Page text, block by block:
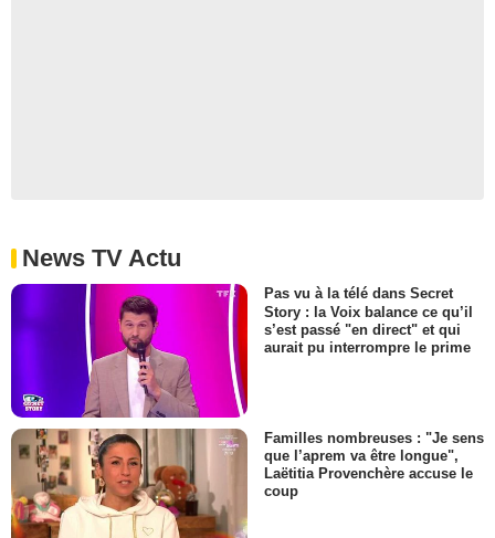
News TV Actu
Pas vu à la télé dans Secret
Story : la Voix balance ce qu’il
s’est passé "en direct" et qui
aurait pu interrompre le prime
Familles nombreuses : "Je sens
que l’aprem va être longue",
Laëtitia Provenchère accuse le
coup